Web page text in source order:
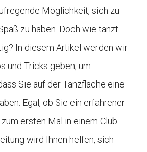
Möglichkeit, sich zu
zu haben. Doch wie tanzt
In diesem Artikel werden wir
und Tricks geben, um
Sie auf der Tanzfläche eine
Egal, ob Sie ein erfahrener
ersten Mal in einem Club
wird Ihnen helfen, sich